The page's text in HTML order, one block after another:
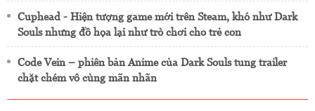
Cuphead - Hiện tượng game mới trên Steam, khó như Dark
Souls nhưng đồ họa lại như trò chơi cho trẻ con
Code Vein – phiên bản Anime của Dark Souls tung trailer
chặt chém vô cùng mãn nhãn